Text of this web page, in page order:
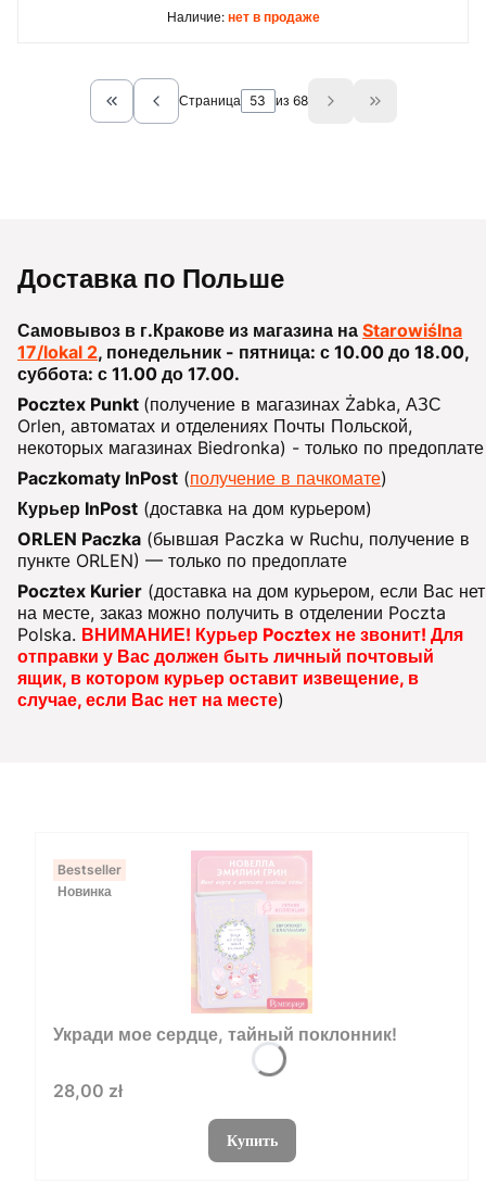
Наличие: нет в продаже
Return to the first product page
Страница из 68 Go to the last
Доставка по Польше
Самовывоз в г.Кракове из магазина на Starowiślna
17/lokal 2, понедельник - пятница: с 10.00 до 18.00,
суббота: с 11.00 до 17.00.
Pocztex Punkt (получение в магазинах Żabka, АЗС
Orlen, автоматах и отделениях Почты Польской,
некоторых магазинах Biedronka) - только по предоплате
Paczkomaty InPost (получение в пачкомате)
Курьер InPost (доставка на дом курьером)
ORLEN Paczka (бывшая Paczka w Ruchu, получение в
пункте ORLEN) — только по предоплате
Pocztex Kurier (доставка на дом курьером, если Вас нет
на месте, заказ можно получить в отделении Poczta
Polska. ВНИМАНИЕ! Курьер Pocztex не звонит! Для
отправки у Вас должен быть личный почтовый
ящик, в котором курьер оставит извещение, в
случае, если Вас нет на месте)
Bestseller
Новинка
Укради мое сердце, тайный поклонник!
Цена
28,00 zł
Купить